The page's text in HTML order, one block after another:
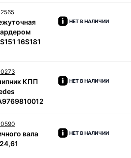
16S181
НЕТ В НАЛИЧИИ
КПП
НЕТ В НАЛИЧИИ
вала
НЕТ В НАЛИЧИИ